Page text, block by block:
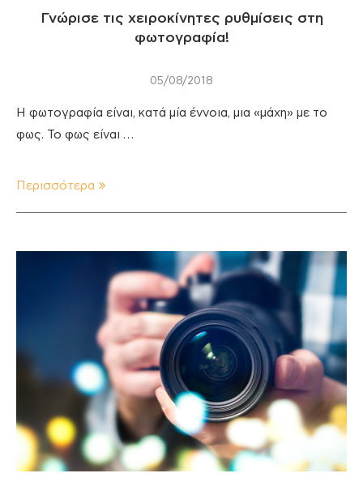
Γνώρισε τις χειροκίνητες ρυθμίσεις στη
φωτογραφία!
05/08/2018
Η φωτογραφία είναι, κατά μία έννοια, μια «μάχη» με το
φως. Το φως είναι …
Περισσότερα